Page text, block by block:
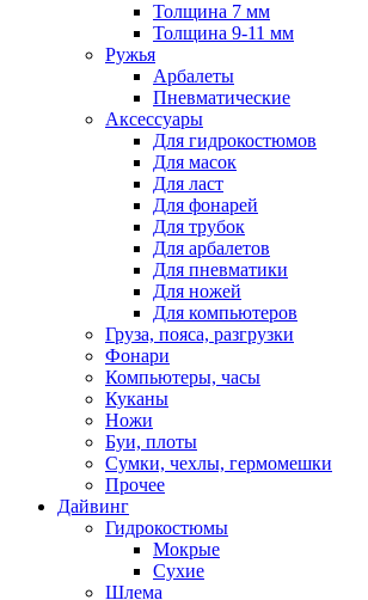
Толщина 7 мм
Толщина 9-11 мм
Ружья
Арбалеты
Пневматические
Аксессуары
Для гидрокостюмов
Для масок
Для ласт
Для фонарей
Для трубок
Для арбалетов
Для пневматики
Для ножей
Для компьютеров
Груза, пояса, разгрузки
Фонари
Компьютеры, часы
Куканы
Ножи
Буи, плоты
Сумки, чехлы, гермомешки
Прочее
Дайвинг
Гидрокостюмы
Мокрые
Сухие
Шлема